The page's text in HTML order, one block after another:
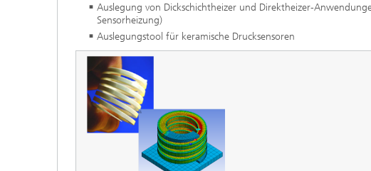
Auslegung von Dickschichtheizer und Direktheizer-
Sensorheizung)
Auslegungstool für keramische Drucksensoren